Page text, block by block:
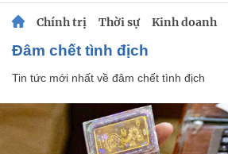
Chính trị Thời sự Kinh doanh
đâm chết tình địch
Tin tức mới nhất về đâm chết tình địch